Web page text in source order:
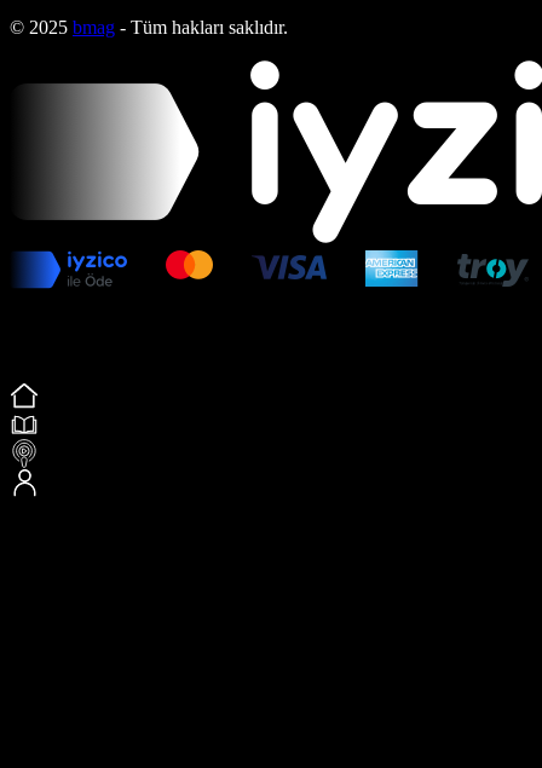
© 2025 bmag - Tüm hakları saklıdır.